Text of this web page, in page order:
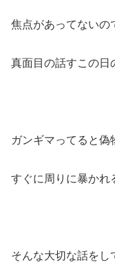
焦点があってないの
真面目の話すこの日
ガンギマってると偽
すぐに周りに暴かれ
そんな大切な話をし